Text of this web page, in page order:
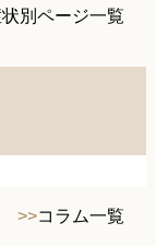
別ページ一覧
>>コラム一覧